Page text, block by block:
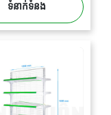
ទំនាក់ទំនង